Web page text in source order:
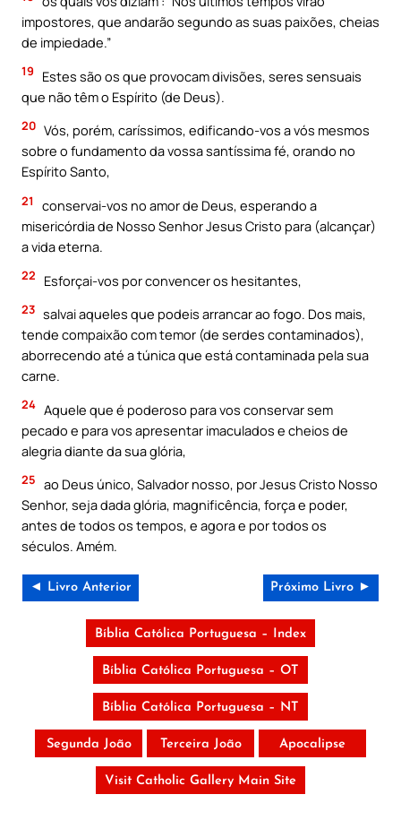
impostores, que andarão segundo as suas paixões, cheias
de impiedade.”
19
Estes são os que provocam divisões, seres sensuais
que não têm o Espírito (de Deus).
20 Vós, porém, caríssimos, edificando-vos a vós mesmos
sobre o fundamento da vossa santíssima fé, orando no
Espírito Santo,
21
conservai-vos no amor de Deus, esperando a
misericórdia de Nosso Senhor Jesus Cristo para (alcançar)
a vida eterna.
22 Esforçai-vos por convencer os hesitantes,
23 salvai aqueles que podeis arrancar ao fogo. Dos mais,
tende compaixão com temor (de serdes contaminados),
aborrecendo até a túnica que está contaminada pela sua
carne.
24 Aquele que é poderoso para vos conservar sem
pecado e para vos apresentar imaculados e cheios de
alegria diante da sua glória,
25 ao Deus único, Salvador nosso, por Jesus Cristo Nosso
Senhor, seja dada glória, magnificência, força e poder,
antes de todos os tempos, e agora e por todos os
séculos. Amém.
◄ Livro Anterior Próximo Livro ►
Bíblia Católica Portuguesa – Index
Bíblia Católica Portuguesa – OT
Bíblia Católica Portuguesa – NT
Segunda João Terceira João Apocalipse
Visit Catholic Gallery Main Site